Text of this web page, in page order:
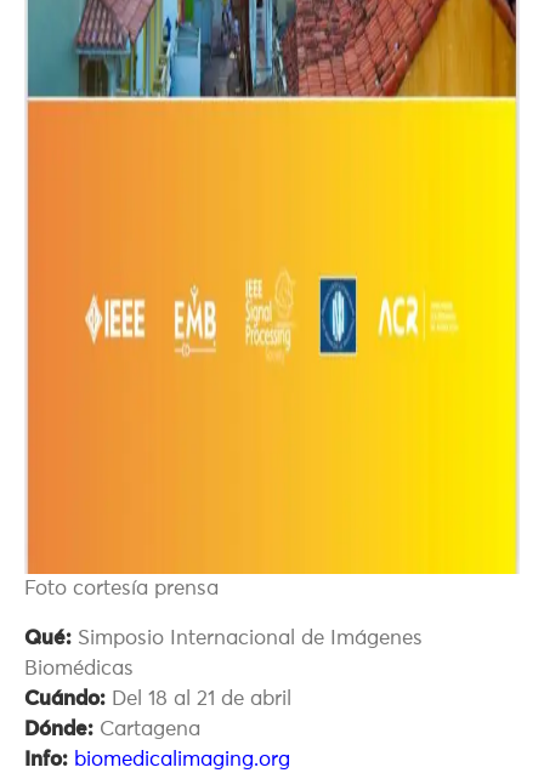
Foto cortesía prensa
Qué: Simposio Internacional de Imágenes
Biomédicas
Cuándo: Del 18 al 21 de abril
Dónde: Cartagena
Info: biomedicalimaging.org